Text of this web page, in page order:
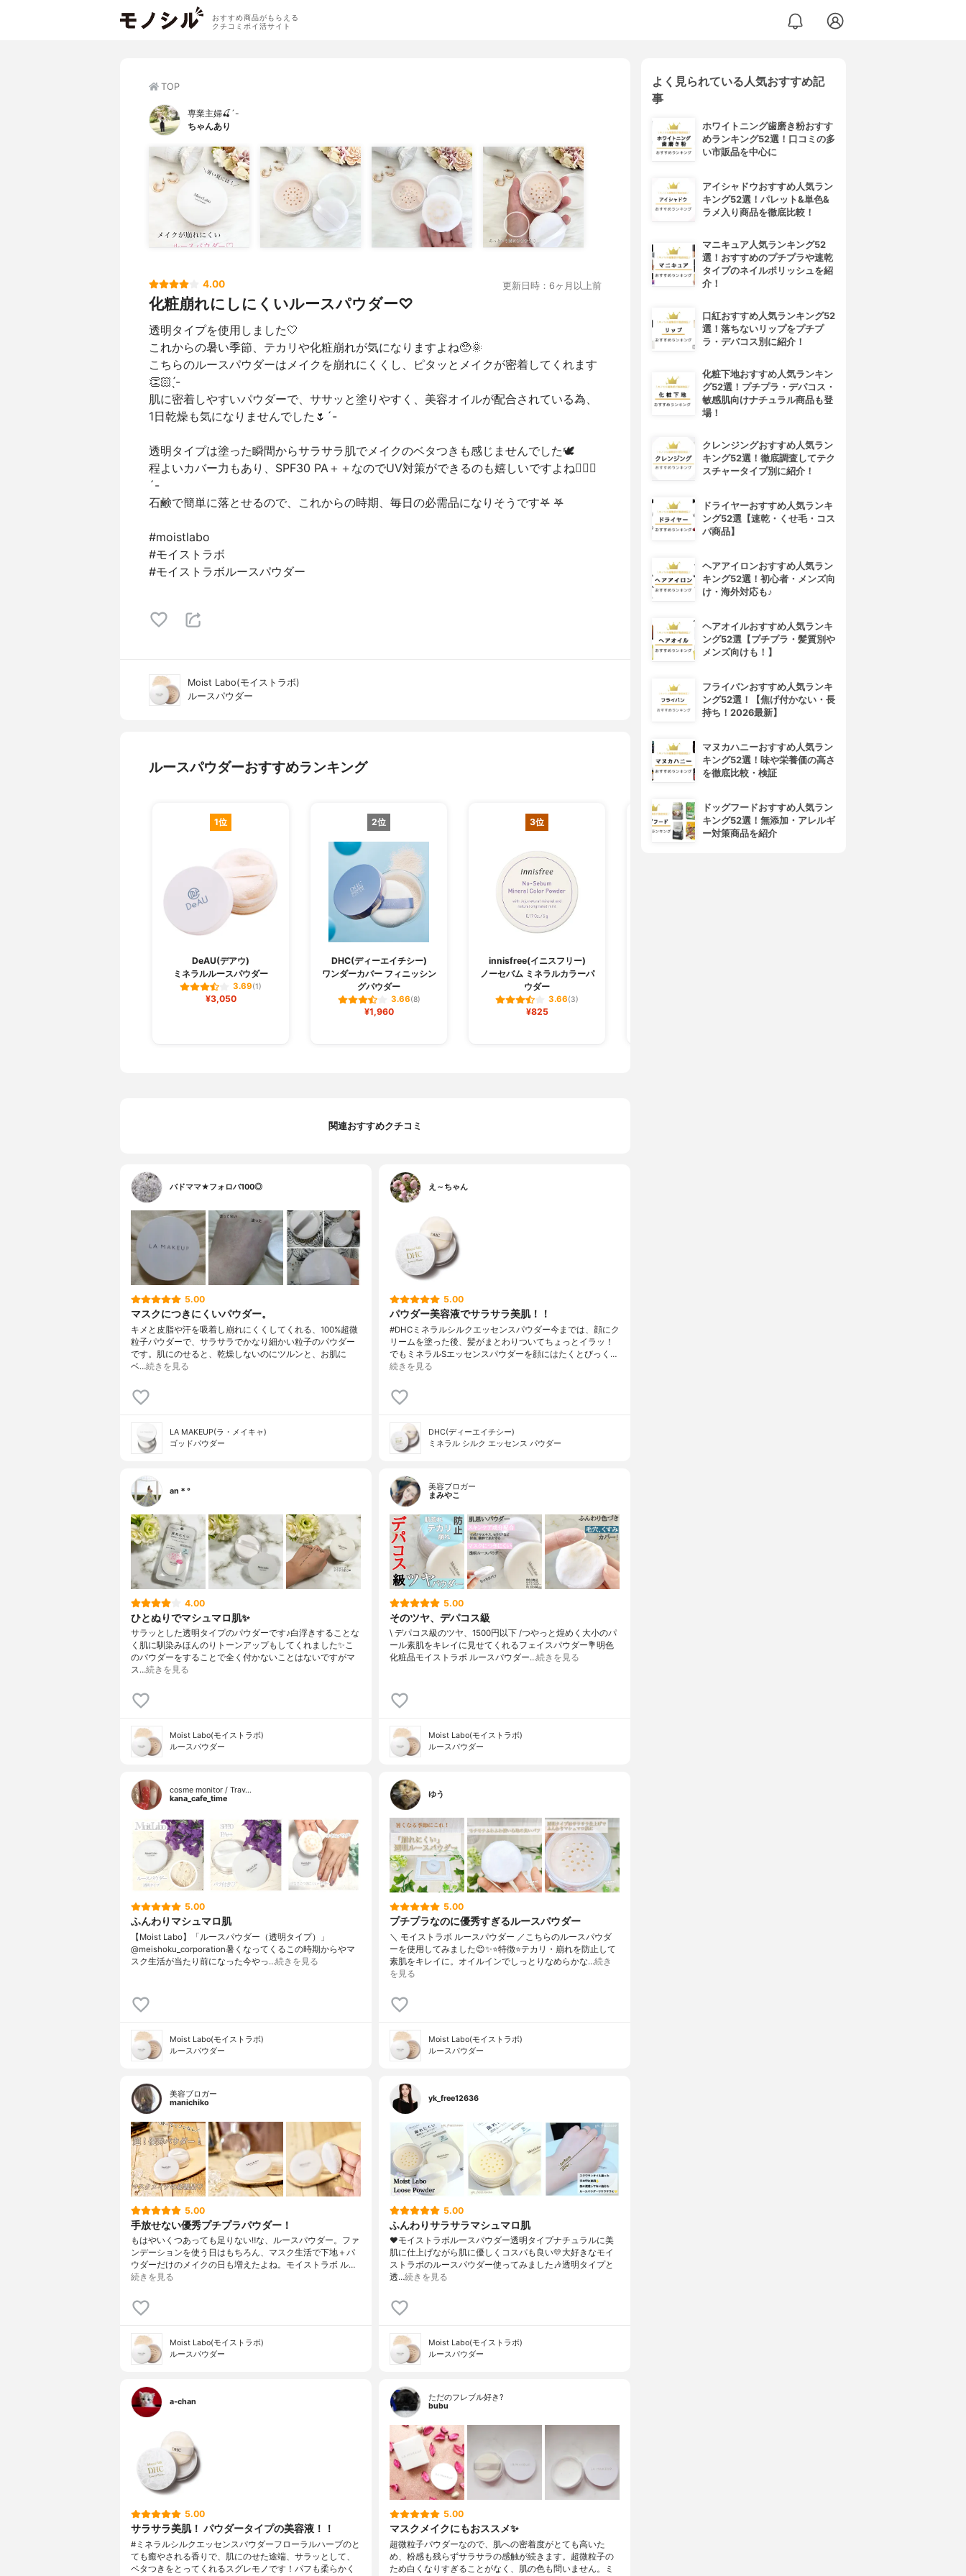
おすすめ商品がもらえる
クチコミポイ活サイト
TOP
専業主婦🍒´-
ちゃんあり
4.00 更新日時：6ヶ月以上前
化粧崩れにしにくいルースパウダー♡
透明タイプを使用しました🤍
これからの暑い季節、テカリや化粧崩れが気になりますよね🥺🌞
こちらのルースパウダーはメイクを崩れにくくし、ピタッとメイクが密着してくれます
👏🏻 ̖́-
肌に密着しやすいパウダーで、ササッと塗りやすく、美容オイルが配合されている為、
1日乾燥も気になりませんでした🌷︎´-
透明タイプは塗った瞬間からサラサラ肌でメイクのベタつきも感じませんでした🕊
程よいカバー力もあり、SPF30 PA＋＋なのでUV対策ができるのも嬉しいですよね🙋🏻‍♀️
´-
石鹸で簡単に落とせるので、これからの時期、毎日の必需品になりそうです𖤐 𖤐
#moistlabo
#モイストラボ
#モイストラボルースパウダー
Moist Labo(モイストラボ)
ルースパウダー
ルースパウダーおすすめランキング
1位
DeAU(デアウ)
ミネラルルースパウダー
3.69(1)
¥3,050
2位
DHC(ディーエイチシー)
ワンダーカバー フィニッシン
グパウダー
3.66(8)
¥1,960
3位
innisfree(イニスフリー)
ノーセバム ミネラルカラーパ
ウダー
3.66(3)
¥825
4位
関連おすすめクチコミ
バドママ★フォロバ100◎
5.00
マスクにつきにくいパウダー。
キメと皮脂や汗を吸着し崩れにくくしてくれる、100%超微
粒子パウダーで、サラサラでかなり細かい粒子のパウダー
です。肌にのせると、乾燥しないのにツルンと、お肌に
ベ…続きを見る
LA MAKEUP(ラ・メイキャ)
ゴッドパウダー
え～ちゃん
5.00
パウダー美容液でサラサラ美肌！！
#DHCミネラルシルクエッセンスパウダー今までは、顔にク
リームを塗った後、髪がまとわりついてちょっとイラッ！
でもミネラルSエッセンスパウダーを顔にはたくとびっく…
続きを見る
DHC(ディーエイチシー)
ミネラル シルク エッセンス パウダー
an＊°
4.00
ひとぬりでマシュマロ肌✨
サラッとした透明タイプのパウダーです♪白浮きすることな
く肌に馴染みほんのりトーンアップもしてくれました✨こ
のパウダーをすることで全く付かないことはないですがマ
ス…続きを見る
Moist Labo(モイストラボ)
ルースパウダー
美容ブロガー
まみやこ
5.00
そのツヤ、デパコス級
\ デパコス級のツヤ、1500円以下 /⁡つやっと煌めく大小のパ
ール素肌をキレイに見せてくれるフェイスパウダー⁡⁡⁡💐明色
化粧品モイストラボ ルースパウダー⁡⁡…続きを見る
Moist Labo(モイストラボ)
ルースパウダー
cosme monitor / Trav…
kana_cafe_time
5.00
ふんわりマシュマロ肌
【Moist Labo】「ルースパウダー（透明タイプ）」
@meishoku_corporation暑くなってくるこの時期からやマ
スク生活が当たり前になった今やっ…続きを見る
Moist Labo(モイストラボ)
ルースパウダー
ゆう
5.00
プチプラなのに優秀すぎるルースパウダー
＼ モイストラボ ルースパウダー ／こちらのルースパウダ
ーを使用してみました😊✨⭐️特徴⭐️テカリ・崩れを防止して
素肌をキレイに。オイルインでしっとりなめらかな…続き
を見る
Moist Labo(モイストラボ)
ルースパウダー
美容ブロガー
manichiko
5.00
手放せない優秀プチプラパウダー！
もはやいくつあっても足りない‼︎な、ルースパウダー。ファ
ンデーションを使う日はもちろん、マスク生活で下地＋パ
ウダーだけのメイクの日も増えたよね。モイストラボ ル…
続きを見る
Moist Labo(モイストラボ)
ルースパウダー
yk_free12636
5.00
ふんわりサラサラマシュマロ肌
❤︎モイストラボルースパウダー透明タイプナチュラルに美
肌に仕上げながら肌に優しくコスパも良い💛大好きなモイ
ストラボのルースパウダー使ってみました🎶透明タイプと
透…続きを見る
Moist Labo(モイストラボ)
ルースパウダー
a-chan
5.00
サラサラ美肌！ パウダータイプの美容液！！
#ミネラルシルクエッセンスパウダーフローラルハーブのと
ても癒やされる香りで、肌にのせた途端、サラッとして、
ベタつきをとってくれるスグレモノです！パフも柔らかく
ただのフレブル好き?
bubu
5.00
マスクメイクにもおススメ✨
超微粒子パウダーなので、肌への密着度がとても高いた
め、粉感も残らずサラサラの感触が続きます。超微粒子の
ため白くなりすぎることがなく、肌の色も問いません。ミ
よく見られている人気おすすめ記
事
ホワイトニング歯磨き粉おすす
めランキング52選！口コミの多
い市販品を中心に
アイシャドウおすすめ人気ラン
キング52選！パレット&単色&
ラメ入り商品を徹底比較！
マニキュア人気ランキング52
選！おすすめのプチプラや速乾
タイプのネイルポリッシュを紹
介！
口紅おすすめ人気ランキング52
選！落ちないリップをプチプ
ラ・デパコス別に紹介！
化粧下地おすすめ人気ランキン
グ52選！プチプラ・デパコス・
敏感肌向けナチュラル商品も登
場！
クレンジングおすすめ人気ラン
キング52選！徹底調査してテク
スチャータイプ別に紹介！
ドライヤーおすすめ人気ランキ
ング52選【速乾・くせ毛・コス
パ商品】
ヘアアイロンおすすめ人気ラン
キング52選！初心者・メンズ向
け・海外対応も♪
ヘアオイルおすすめ人気ランキ
ング52選【プチプラ・髪質別や
メンズ向けも！】
フライパンおすすめ人気ランキ
ング52選！【焦げ付かない・長
持ち！2026最新】
マヌカハニーおすすめ人気ラン
キング52選！味や栄養価の高さ
を徹底比較・検証
ドッグフードおすすめ人気ラン
キング52選！無添加・アレルギ
ー対策商品を紹介